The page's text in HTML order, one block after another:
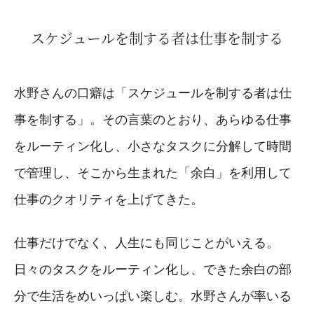
スケジュールを制する者は仕事を制する
水野さんの口癖は「スケジュールを制する者は仕
事を制する」。その言葉のとおり、あらゆる仕事
をルーティン化し、小さなタスクに分解して時間
で管理し、そこから生まれた「余白」を利用して
仕事のクオリティを上げてきた。
仕事だけでなく、人生にも同じことがいえる。
日々のタスクをルーティン化し、できた余白の部
分で生活をめいっぱい楽しむ。水野さんが率いる